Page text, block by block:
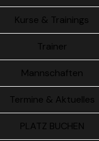
Kurse & Trainings
Trainer
Mannschaften
Termine & Aktuelles
PLATZ BUCHEN